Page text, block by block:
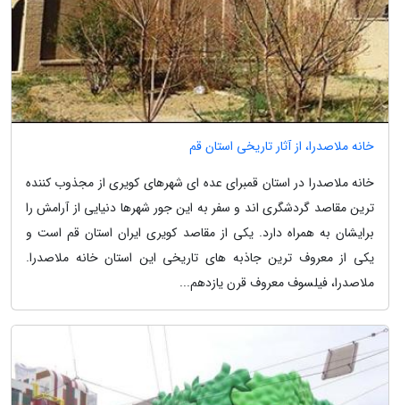
خانه ملاصدرا، از آثار تاریخی استان قم
خانه ملاصدرا در استان قمبرای عده ای شهرهای کویری از مجذوب کننده
ترین مقاصد گردشگری اند و سفر به این جور شهرها دنیایی از آرامش را
برایشان به همراه دارد. یکی از مقاصد کویری ایران استان قم است و
یکی از معروف ترین جاذبه های تاریخی این استان خانه ملاصدرا.
ملاصدرا، فیلسوف معروف قرن یازدهم...